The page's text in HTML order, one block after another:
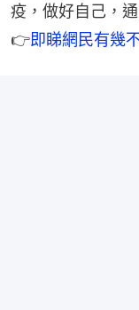
疫，做好自己，
👉即睇網民有幾